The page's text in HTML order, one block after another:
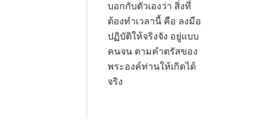
บอกกับตัวเองว่า สิ่งที่
ต้องทำเวลานี้ คือ ลงมือ
ปฏิบัติให้จริงจัง อยู่แบบ
คนจน ตามคำตรัสของ
พระองค์ท่านให้เกิดได้
จริง